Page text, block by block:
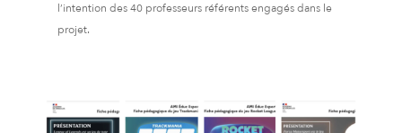
l’intention des 40 professeurs référents engagés dans le
projet.